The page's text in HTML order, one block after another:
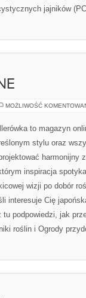
jajników
MOŻLIWOŚĆ
to magazyn
stylu oraz
harmonijny
inspiracja
wizji po dobór
interesuje Cię
podpowiedzi, jak
roślin i Ogrody